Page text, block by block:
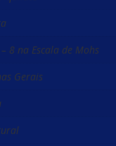
8 na Escala de Mohs
Gerais